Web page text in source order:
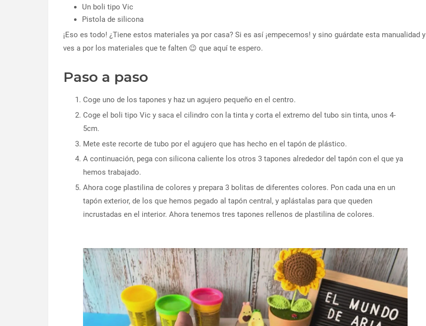
Un boli tipo Vic
Pistola de silicona
¡Eso es todo! ¿Tiene estos materiales ya por casa? Si es así ¡empecemos! y sino guárdate esta manualidad y
ves a por los materiales que te falten 😉 que aquí te espero.
Paso a paso
Coge uno de los tapones y haz un agujero pequeño en el centro.
Coge el boli tipo Vic y saca el cilindro con la tinta y corta el extremo del tubo sin tinta, unos 4-
5cm.
Mete este recorte de tubo por el agujero que has hecho en el tapón de plástico.
A continuación, pega con silicona caliente los otros 3 tapones alrededor del tapón con el que ya
hemos trabajado.
Ahora coge plastilina de colores y prepara 3 bolitas de diferentes colores. Pon cada una en un
tapón exterior, de los que hemos pegado al tapón central, y aplástalas para que queden
incrustadas en el interior. Ahora tenemos tres tapones rellenos de plastilina de colores.